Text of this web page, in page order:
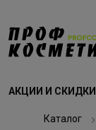
АКЦИИ И СКИДКИ
Каталог